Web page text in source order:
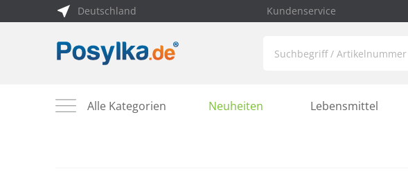
Deutschland Kundenservice
Alle Kategorien Neuheiten Lebensmittel